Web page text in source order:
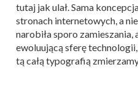
tutaj jak ulał. Sama
stronach internetowych, a
narobiła sporo zamieszania,
ewoluującą sferę
tą całą typografią